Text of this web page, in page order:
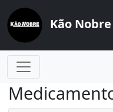
Kão Nobre